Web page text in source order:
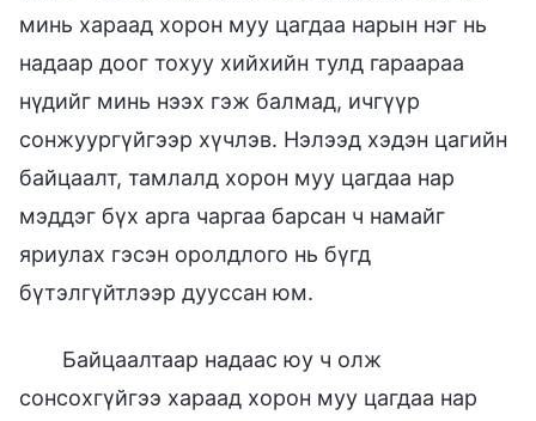
минь хараад хорон муу цагдаа нарын нэг нь
надаар доог тохуу хийхийн тулд гараараа
нүдийг минь нээх гэж балмад, ичгүүр
сонжуургүйгээр хүчлэв. Нэлээд хэдэн цагийн
байцаалт, тамлалд хорон муу цагдаа нар
мэддэг бүх арга чаргаа барсан ч намайг
яриулах гэсэн оролдлого нь бүгд
бүтэлгүйтлээр дууссан юм.
Байцаалтаар надаас юу ч олж
сонсохгүйгээ хараад хорон муу цагдаа нар